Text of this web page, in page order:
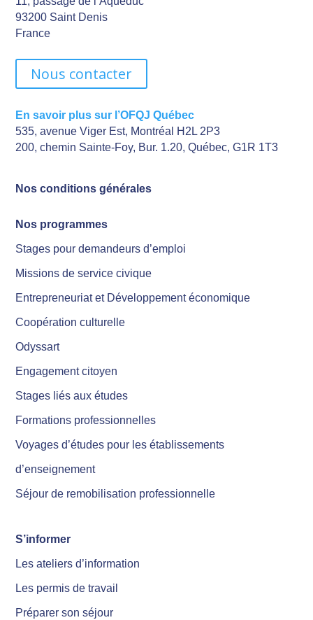
93200 Saint Denis
France
Nous contacter
En savoir plus sur l’OFQJ Québec
535, avenue Viger Est, Montréal H2L 2P3
200, chemin Sainte-Foy, Bur. 1.20, Québec, G1R 1T3
Nos conditions générales
Nos programmes
Stages pour demandeurs d’emploi
Missions de service civique
Entrepreneuriat et Développement économique
Coopération culturelle
Odyssart
Engagement citoyen
Stages liés aux études
Formations professionnelles
Voyages d’études pour les établissements
d’enseignement
Séjour de remobilisation professionnelle
S’informer
Les ateliers d’information
Les permis de travail
Préparer son séjour